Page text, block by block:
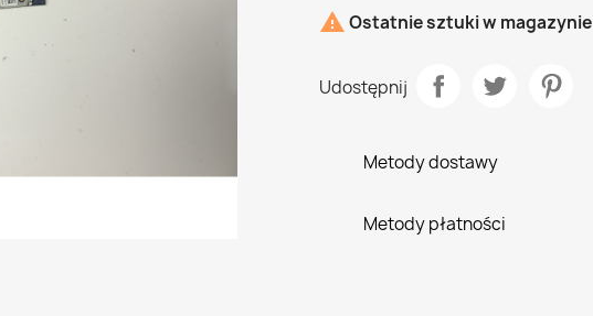
 Ostatnie sztuki w magazynie
Udostępnij
Metody dostawy
Metody płatności